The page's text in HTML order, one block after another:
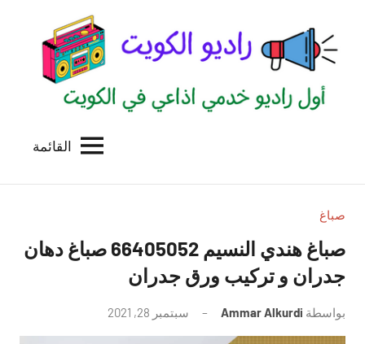
المحتوى
الكويت
للاعلانات
بالكويت
القائمة
صباغ
صباغ هندي النسيم 66405052 صباغ دهان
جدران و تركيب ورق جدران
بواسطة Ammar Alkurdi سبتمبر 28, 2021
توجد